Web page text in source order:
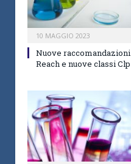
10 MAGGIO 2023
Nuove raccomandazioni
Reach e nuove classi Clp